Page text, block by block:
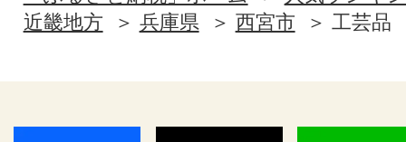
近畿地方
兵庫県 西宮市 工芸品